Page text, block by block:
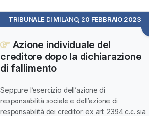
TRIBUNALE DI MILANO, 20 FEBBRAIO 2023
Azione individuale del
creditore dopo la dichiarazione
di fallimento
Seppure l’esercizio dell’azione di
responsabilità sociale e dell’azione di
responsabilità dei creditori ex art. 2394 c.c. sia